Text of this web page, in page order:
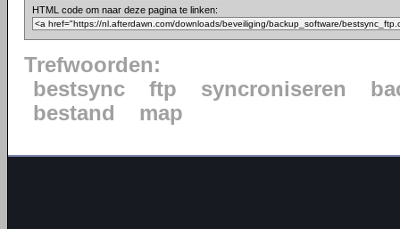
HTML code om naar deze pagina te linken:
Trefwoorden:
bestsync
ftp syncroniseren
bestand
map